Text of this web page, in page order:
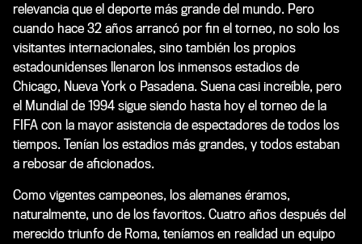
relevancia que el deporte más grande del mundo. Pero
cuando hace 32 años arrancó por fin el torneo, no solo los
visitantes internacionales, sino también los propios
estadounidenses llenaron los inmensos estadios de
Chicago, Nueva York o Pasadena. Suena casi increíble, pero
el Mundial de 1994 sigue siendo hasta hoy el torneo de la
FIFA con la mayor asistencia de espectadores de todos los
tiempos. Tenían los estadios más grandes, y todos estaban
a rebosar de aficionados.
Como vigentes campeones, los alemanes éramos,
naturalmente, uno de los favoritos. Cuatro años después del
merecido triunfo de Roma, teníamos en realidad un equipo